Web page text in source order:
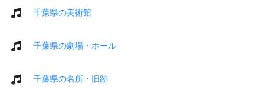
千葉県の美術館
千葉県の劇場・ホール
千葉県の名所・旧跡